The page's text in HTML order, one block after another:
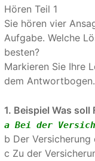
Hören Teil 1
Sie hören vier
Aufgabe. Welche
besten?
Markieren Sie Ihre
dem Antwortbogen.
1. Beispiel Was soll
a Bei der
b Der Versicherung
c Zu der